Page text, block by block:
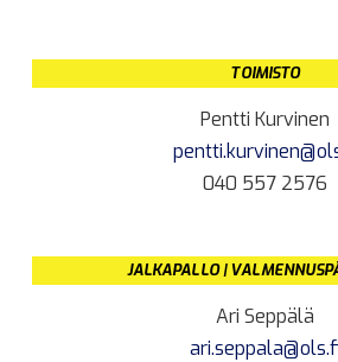
TOIMISTO
Pentti Kurvinen
040 557 2576
JALKAPALLO |
Ari Seppälä